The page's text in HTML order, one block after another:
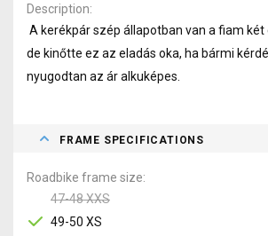
Description
A kerékpár szép állapotban van a fiam két
de kinőtte ez az eladás oka, ha bármi
nyugodtan az ár alkuképes.
FRAME SPECIFICATIONS
Roadbike frame size
47-48 XXS
49-50 XS